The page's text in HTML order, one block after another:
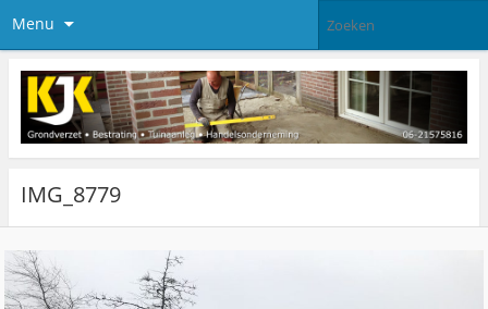
Menu
IMG_8779